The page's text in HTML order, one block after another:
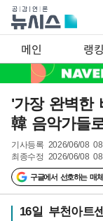
메인 랭킹
'가장 완벽한
韓 음악가들
기사등록 2026/06/08
최종수정 2026/06/08
구글에서 선호하는 매
16일 부천아트